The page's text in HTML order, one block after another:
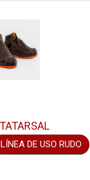
LÍNEA DE USO RUDO